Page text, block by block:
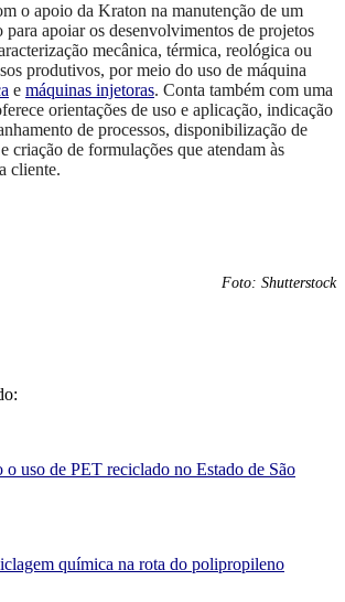
o apoio da Kraton na manutenção de um
apoiar os desenvolvimentos de projetos
mecânica, térmica, reológica ou
produtivos, por meio do uso de máquina
e máquinas injetoras. Conta também com uma
orientações de uso e aplicação, indicação
de processos, disponibilização de
criação de formulações que atendam às
cliente.
Foto: Shutterstock
uso de PET reciclado no Estado de São
química na rota do polipropileno